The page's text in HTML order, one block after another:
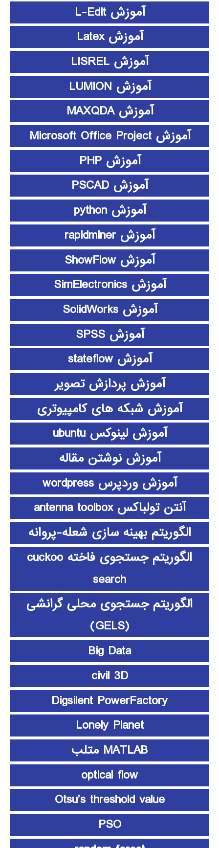
آموزش L-Edit
آموزش Latex
آموزش LISREL
آموزش LUMION
آموزش MAXQDA
آموزش Microsoft Office Project
آموزش PHP
آموزش PSCAD
آموزش python
آموزش rapidminer
آموزش ShowFlow
آموزش SimElectronics
آموزش SolidWorks
آموزش SPSS
آموزش stateflow
آموزش پردازش تصویر
آموزش شبکه های کامپیوتری
آموزش لینوکس ubuntu
آموزش نوشتن مقاله
آموزش وردپرس wordpress
آنتن تولباکس antenna toolbox
الگوریتم بهینه سازی شعله-پروانه
الگوریتم جستجوی فاخته cuckoo
search
الگوریتم جستجوی محلی گرانشی
(GELS)
Big Data
civil 3D
Digsilent PowerFactory
Lonely Planet
MATLAB متلب
optical flow
Otsu’s threshold value
PSO